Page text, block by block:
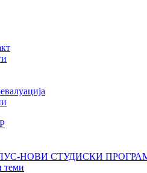
НОВИ СТУДИСКИ
теми